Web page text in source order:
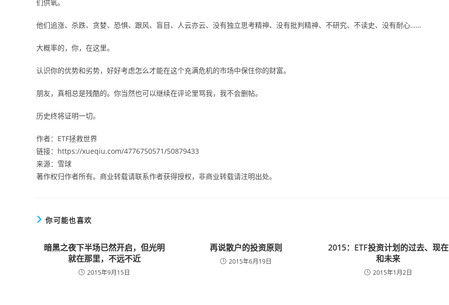
们供氧。
他们追涨、杀跌、贪婪、恐惧、跟风、盲目、人云亦云、没有独立思考精神、没有批判精神、不研究、不读史、没有耐心……
大概率的，你，在这里。
认识你的优势和劣势，好好考虑怎么才能在这个充满危机的市场中保住你的财富。
朋友，真相总是残酷的。你当然也可以继续在评论里骂我，我不会删帖。
历史终将证明一切。
作者：ETF拯救世界
链接：https://xueqiu.com/4776750571/50879433
来源：雪球
著作权归作者所有。商业转载请联系作者获得授权，非商业转载请注明出处。
你可能也喜欢
暗黑之夜下半场已然开启，但光明
就在那里，不远不近
2015年9月15日
再说散户的投资原则
2015年6月19日
2015：ETF投资计划的过去、现在
和未来
2015年1月2日